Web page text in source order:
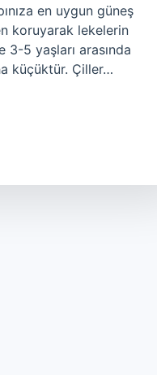
en uygun güneş
koruyarak lekelerin
3-5 yaşları arasında
küçüktür. Çiller…